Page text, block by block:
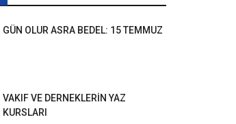
GÜN OLUR ASRA BEDEL: 15 TEMMUZ
VAKIF VE DERNEKLERİN YAZ
KURSLARI